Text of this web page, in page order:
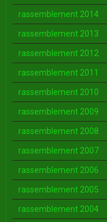
rassemblement 2014
rassemblement 2013
rassemblement 2012
rassemblement 2011
rassemblement 2010
rassemblement 2009
rassemblement 2008
rassemblement 2007
rassemblement 2006
rassemblement 2005
rassemblement 2004